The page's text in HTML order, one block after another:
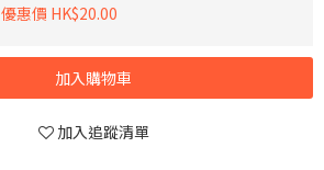
優惠價 HK$20.00
加入購物車
加入追蹤清單